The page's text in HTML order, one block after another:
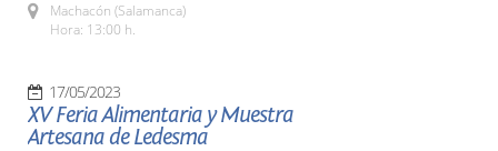
Machacón (Salamanca)
Hora: 13:00 h.
17/05/2023
XV Feria Alimentaria y Muestra
Artesana de Ledesma